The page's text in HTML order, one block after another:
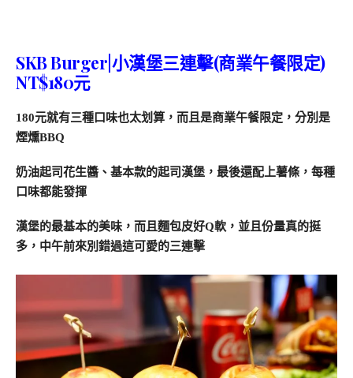
SKB Burger|小漢堡三連擊(商業午餐限定)
NT$180元
180元就有三種口味也太划算，而且是商業午餐限定，分別是
煙燻BBQ
奶油起司花生醬、基本款的起司漢堡，最後還配上薯條，每種
口味都能發揮
漢堡的最基本的美味，而且麵包皮好Q軟，並且份量真的挺
多，中午前來別錯過這可愛的三連擊